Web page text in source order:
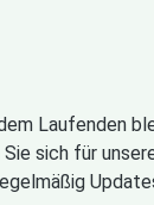
Laufenden
Sie sich für